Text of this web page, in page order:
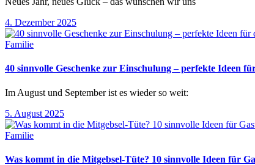
4. Dezember 2025
Familie
40 sinnvolle Geschenke zur Einschulung – perfekte Ideen
Im August und September ist es wieder so weit:
5. August 2025
Familie
Was kommt in die Mitgebsel-Tüte? 10 sinnvolle Ideen für